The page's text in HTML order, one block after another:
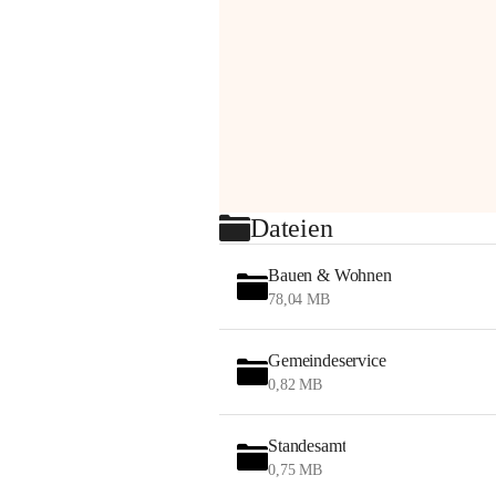
Dateien
Bauen & Wohnen
78,04 MB
Gemeindeservice
0,82 MB
Standesamt
0,75 MB